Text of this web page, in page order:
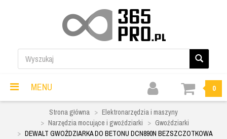
MENU 0
Strona główna
Elektronarzędzia i maszyny
Narzędzia mocujące i gwoździarki
Gwoździarki
DEWALT GWOŹDZIARKA DO BETONU DCN890N BEZSZCZOTKOWA